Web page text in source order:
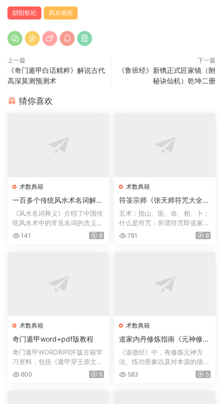
阴阳祭祀 风水堪舆
上一篇
《奇门遁甲白话精粹》解说古代
高深莫测预测术
下一篇
《鲁班经》新镌正式匠家镜（附
秘诀仙机）乾坤二册
猜你喜欢
术数典籍
一百多个传统风水术名词解释
《风水名词释义》
《风水名词释义》介绍了中国传
统风水术中的常见名词的含义，
如风水术、太极晕、生...
141 8
术数典籍
符箓宗师《张天师符咒大全》
符咒术法趋吉避凶方术
五术：指山、医、命、相、卜；
什么是符咒：所谓符咒即道家所
用的“符文咒训”的简称...
781 8
术数典籍
奇门遁甲word+pdf版教程
奇门遁甲WORD和PDF版古籍学
习资料，包括《遁甲穿壬原文之
注释》,《遁甲符应经》三...
600 5
术数典籍
道家内丹修炼指南《元神修炼
法》
《道德经》中，有修炼元神方
法、练功景象以及对本源的描
述。如： 谷神不死、是谓...
583 5